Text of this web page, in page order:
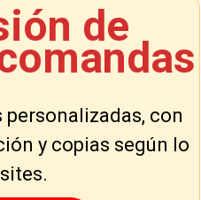
de
personalizadas, con
y copias según lo